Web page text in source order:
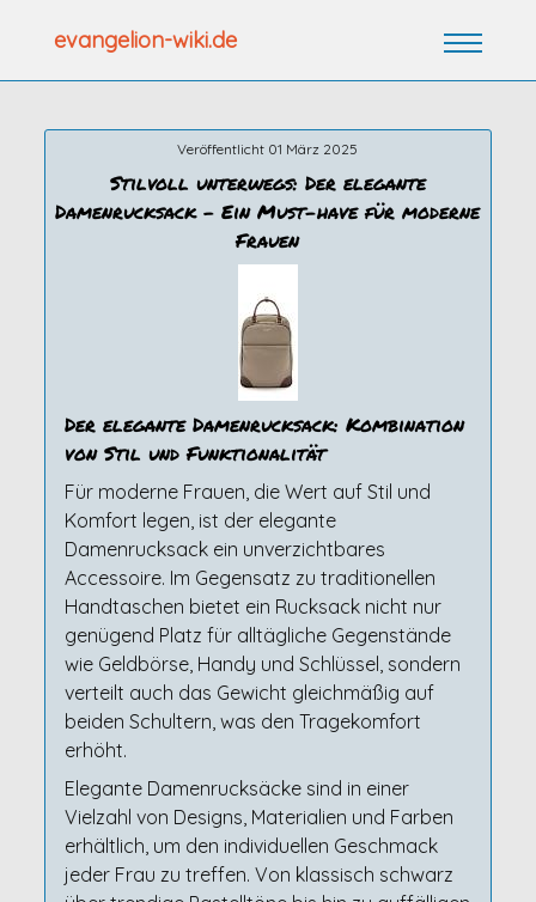
evangelion-wiki.de
Veröffentlicht 01 März 2025
Stilvoll unterwegs: Der elegante
Damenrucksack – Ein Must-have für moderne
Frauen
Der elegante Damenrucksack: Kombination
von Stil und Funktionalität
Für moderne Frauen, die Wert auf Stil und
Komfort legen, ist der elegante
Damenrucksack ein unverzichtbares
Accessoire. Im Gegensatz zu traditionellen
Handtaschen bietet ein Rucksack nicht nur
genügend Platz für alltägliche Gegenstände
wie Geldbörse, Handy und Schlüssel, sondern
verteilt auch das Gewicht gleichmäßig auf
beiden Schultern, was den Tragekomfort
erhöht.
Elegante Damenrucksäcke sind in einer
Vielzahl von Designs, Materialien und Farben
erhältlich, um den individuellen Geschmack
jeder Frau zu treffen. Von klassisch schwarz